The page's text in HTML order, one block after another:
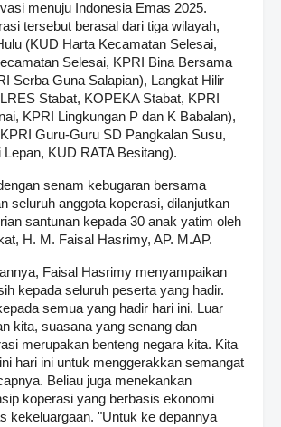
menuju Indonesia Emas 2025.
tersebut berasal dari tiga wilayah,
(KUD Harta Kecamatan Selesai,
Selesai, KPRI Bina Bersama
Serba Guna Salapian), Langkat Hilir
Stabat, KOPEKA Stabat, KPRI
KPRI Lingkungan P dan K Babalan),
Guru-Guru SD Pangkalan Susu,
KUD RATA Besitang).
senam kebugaran bersama
seluruh anggota koperasi, dilanjutkan
santunan kepada 30 anak yatim oleh
H. M. Faisal Hasrimy, AP. M.AP.
Faisal Hasrimy menyampaikan
kepada seluruh peserta yang hadir.
semua yang hadir hari ini. Luar
kita, suasana yang senang dan
merupakan benteng negara kita. Kita
hari ini untuk menggerakkan semangat
Beliau juga menekankan
koperasi yang berbasis ekonomi
kekeluargaan. "Untuk ke depannya